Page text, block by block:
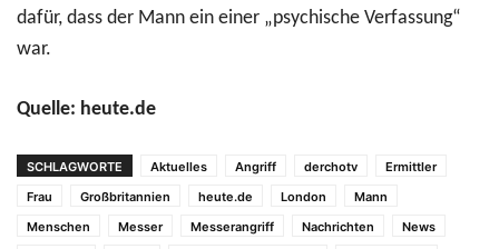
dafür, dass der Mann ein einer „psychische Verfassung“
war.
Quelle: heute.de
SCHLAGWORTE Aktuelles Angriff derchotv
Ermittler
Frau
Großbritannien heute.de London
Mann
Menschen
Messer Messerangriff Nachrichten
News